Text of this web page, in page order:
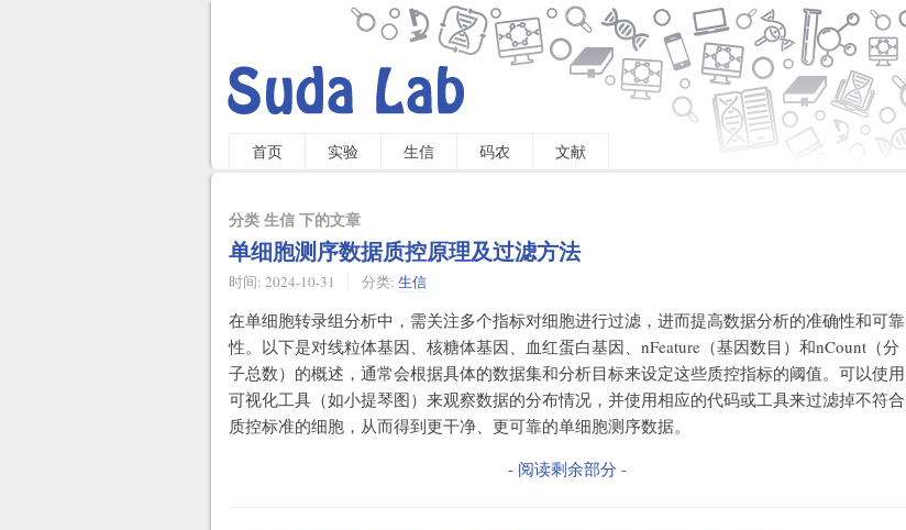
首页 实验 生信 码农 文献
分类 生信 下的文章
单细胞测序数据质控原理及过滤方法
时间: 2024-10-31 分类: 生信
在单细胞转录组分析中，需关注多个指标对细胞进行过滤，进而提高数据分析的准确性和可靠
性。以下是对线粒体基因、核糖体基因、血红蛋白基因、nFeature（基因数目）和nCount（分
子总数）的概述，通常会根据具体的数据集和分析目标来设定这些质控指标的阈值。可以使用
可视化工具（如小提琴图）来观察数据的分布情况，并使用相应的代码或工具来过滤掉不符合
质控标准的细胞，从而得到更干净、更可靠的单细胞测序数据。
- 阅读剩余部分 -